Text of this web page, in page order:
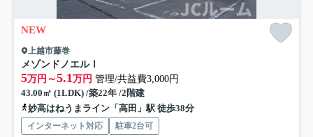
NEW
上越市藤巻
メゾンドノエルⅠ
5万円～5.1 万円 管理/共益費3,000円
43.00㎡ (1LDK) /築22年 /2階建
妙高はねうまライン「高田」駅 徒歩38分
インターネット対応 駐車2台可